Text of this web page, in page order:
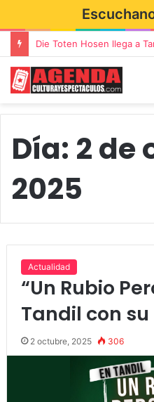
Día: 2 de
2025
Actualidad
“Un Rubio
Tandil con
2 octubre, 2025 306